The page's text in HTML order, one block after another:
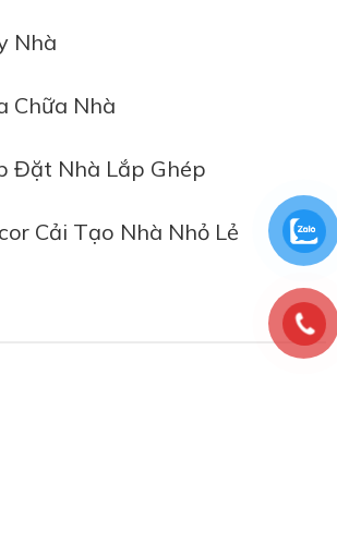
Nhà
Chữa Nhà
Đặt Nhà Lắp Ghép
Cải Tạo Nhà Nhỏ Lẻ